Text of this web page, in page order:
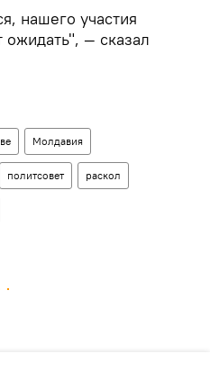
нашего участия
ожидать", — сказал
Молдавия
политсовет раскол